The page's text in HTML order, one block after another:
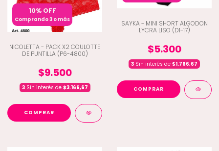
10% OFF
Comprando 3 o más
NICOLETTA - PACK X2 COULOTTE
DE PUNTILLA (P6-4800)
$9.500
3Sin interés de $3.166,67
COMPRAR
SAYKA - MINI SHORT ALGODON
LYCRA LISO (D1-17)
$5.300
3 Sin interés de $1.766,67
COMPRAR